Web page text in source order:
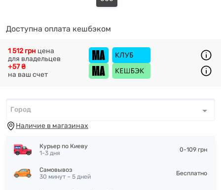
Доступна оплата кешбэком
+57 ₴
на ваш счет
1 512 грн цена
для владельцев
Город*
Город
Наличие в магазинах
Курьер по Киеву
1-3 дня
0-109 грн
Самовывоз
30 минут – 5 дней
Бесплатно